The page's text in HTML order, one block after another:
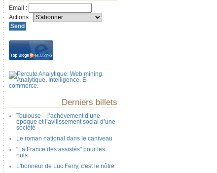
Email :
Actions :
Derniers billets
Toulouse – l’achèvement d’une
époque et l’avilissement social d’une
société
Le roman national dans le caniveau
"La France des assistés" pour les
nuls
L'honneur de Luc Ferry, c'est le nôtre